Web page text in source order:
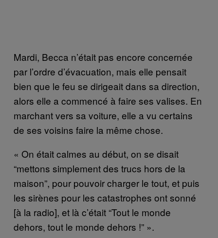
Mardi, Becca n’était pas encore concernée
par l’ordre d’évacuation, mais elle pensait
bien que le feu se dirigeait dans sa direction,
alors elle a commencé à faire ses valises. En
marchant vers sa voiture, elle a vu certains
de ses voisins faire la même chose.
« On était calmes au début, on se disait
“mettons simplement des trucs hors de la
maison”, pour pouvoir charger le tout, et puis
les sirènes pour les catastrophes ont sonné
[à la radio], et là c’était “Tout le monde
dehors, tout le monde dehors !” ».